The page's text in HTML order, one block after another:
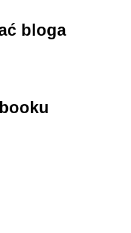
bloga